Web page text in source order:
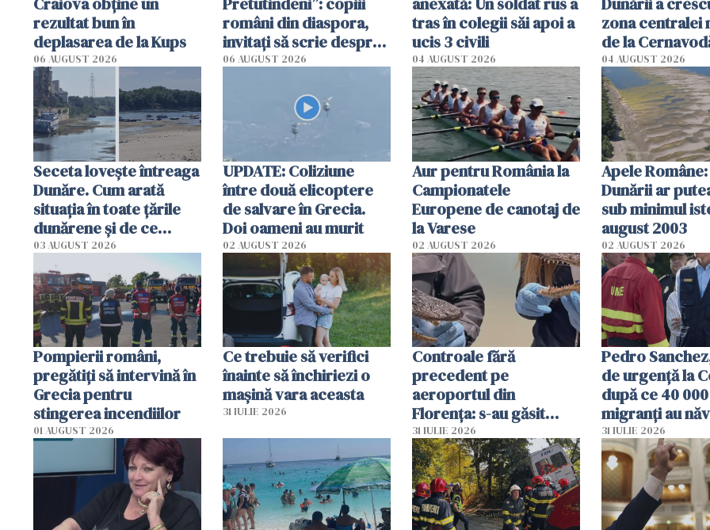
rezultat bun în
deplasarea de la Kups
06 AUGUST 2026
români din diaspora,
invitați să scrie despre
România într-un volum
06 AUGUST 2026
tras în colegii săi apoi a
ucis 3 civili
04 AUGUST 2026
zona centralei
de la
cm faţă de
04 AUGUST 2026
Seceta lovește întreaga
Dunăre. Cum arată
situația în toate țările
dunărene și de ce
România resimte
efectele, deși a plouat
în iulie
03 AUGUST 2026
UPDATE: Coliziune
între două elicoptere
de salvare în Grecia.
Doi oameni au murit
02 AUGUST 2026
Aur pentru România la
Campionatele
Europene de canotaj de
la Varese
02 AUGUST 2026
Apele
Dunării ar
sub minimul
august 2003
02 AUGUST 2026
Pompierii români,
pregătiţi să intervină în
Grecia pentru
stingerea incendiilor
01 AUGUST 2026
Ce trebuie să verifici
înainte să închiriezi o
mașină vara aceasta
31 IULIE 2026
Controale fără
precedent pe
aeroportul din
Florența: s-au găsit
capete de aligator și o
sumă imensă de bani
31 IULIE 2026
Pedro
de urgență la
după ce 40
migranți au
teritoriul
mobiliza toate
resursele"
31 IULIE 2026